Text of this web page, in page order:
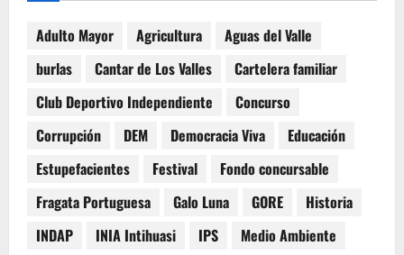
Adulto Mayor Agricultura
Aguas del Valle
burlas
Cantar de Los Valles
Cartelera familiar
Club Deportivo Independiente
Concurso
Corrupción
DEM Democracia Viva
Educación
Estupefacientes
Festival
Fondo concursable
Fragata Portuguesa
Galo Luna GORE
Historia
INDAP
INIA Intihuasi IPS
Medio Ambiente